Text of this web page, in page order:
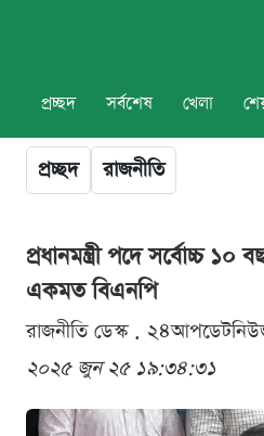
প্রচ্ছদ সর্বশেষ খেলা
প্রচ্ছদ রাজনীতি
প্রধানমন্ত্রী পদে সর্বোচ্চ ১০
একমত বিএনপি
রাজনীতি ডেস্ক .
২০২৫ জুন ২৫ ১৯:৩৪:৩১